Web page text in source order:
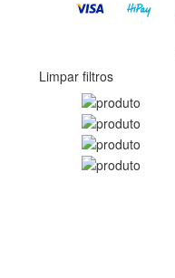
Limpar filtros